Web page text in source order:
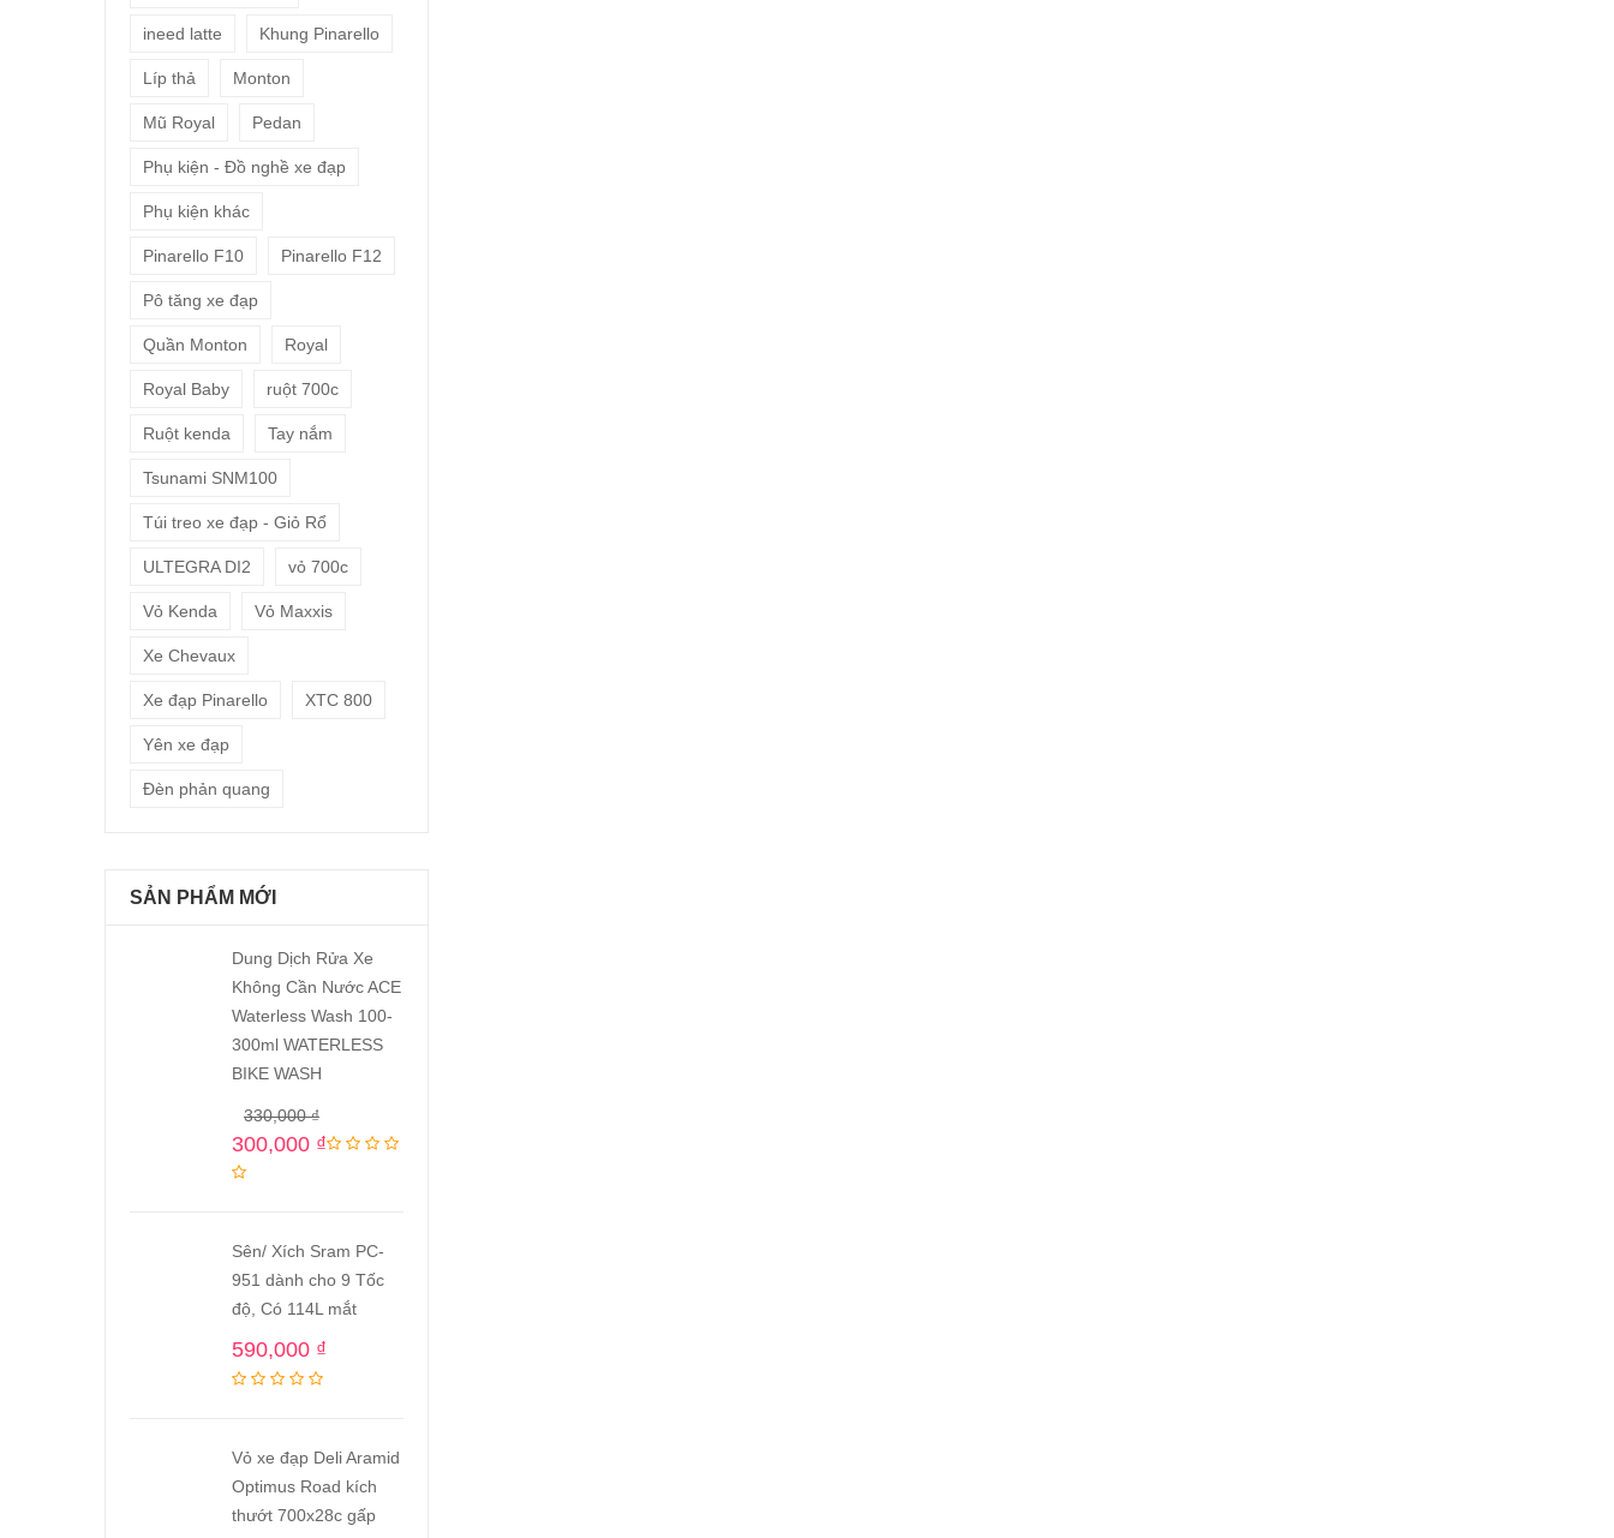
ineed latte Khung Pinarello
Líp thả Monton
Mũ Royal Pedan
Phụ kiện - Đồ nghề xe đạp
Phụ kiện khác
Pinarello F10 Pinarello F12
Pô tăng xe đạp
Quần Monton Royal
Royal Baby ruột 700c
Ruột kenda Tay nắm
Tsunami SNM100
Túi treo xe đạp - Giỏ Rổ
ULTEGRA DI2 vỏ 700c
Vỏ Kenda Vỏ Maxxis
Xe Chevaux
Xe đạp Pinarello XTC 800
Yên xe đạp
Đèn phản quang
SẢN PHẨM MỚI
Dung Dịch Rửa Xe
Không Cần Nước ACE
Waterless Wash 100-
300ml WATERLESS
BIKE WASH
330,000₫
300,000 ₫
Sên/ Xích Sram PC-
951 dành cho 9 Tốc
độ, Có 114L mắt
590,000 ₫
Vỏ xe đạp Deli Aramid
Optimus Road kích
thướt 700x28c gấp